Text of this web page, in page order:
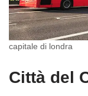
capitale di londra
Città del